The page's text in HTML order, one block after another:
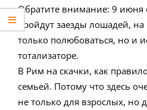
Обратите внимание: 9 июня
пройдут заезды лошадей,
только полюбоваться, но и
тотализаторе.
В Рим на скачки, как
семьей. Потому что здесь
не только для взрослых, но